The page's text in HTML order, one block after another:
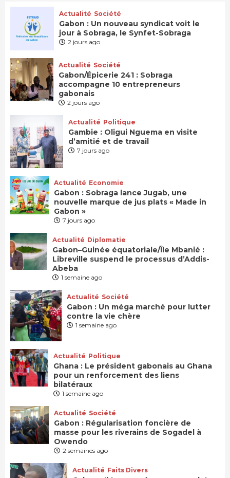
Actualité Société
Gabon : Un nouveau syndicat voit le
jour à Sobraga, le Synfet-Sobraga
2 jours ago
Actualité Société
Gabon/Épicerie 241 : Sobraga
accompagne 10 entrepreneurs
gabonais
2 jours ago
Actualité Politique
Gambie : Oligui Nguema en visite
d’amitié et de travail
7 jours ago
Actualité Economie
Gabon : Sobraga lance Jugab, une
nouvelle marque de jus plats « Made in
Gabon »
7 jours ago
Actualité Diplomatie
Gabon–Guinée équatoriale/Île Mbanié :
Libreville suspend le processus d’Addis-
Abeba
1 semaine ago
Actualité Société
Gabon : Un méga marché pour lutter
contre la vie chère
1 semaine ago
Actualité Politique
Ghana : Le président gabonais au Ghana
pour un renforcement des liens
bilatéraux
1 semaine ago
Actualité Société
Gabon : Régularisation foncière de
masse pour les riverains de Sogadel à
Owendo
2 semaines ago
Actualité Faits Divers